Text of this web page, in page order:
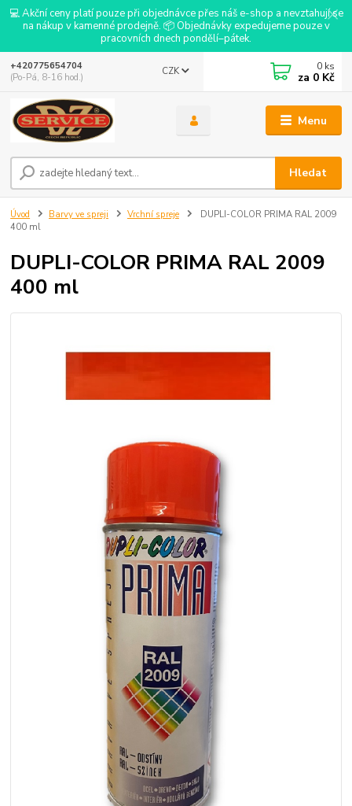
💻 Akční ceny platí pouze při objednávce přes náš e-shop a nevztahují se
na nákup v kamenné prodejně. 📦 Objednávky expedujeme pouze v
pracovních dnech pondělí–pátek.
Menu
CZK
Hledat
+420775654704
(Po-Pá, 8-16 hod.)
0 ks
za 0 Kč
Úvod Barvy ve spreji Vrchní spreje
DUPLI-COLOR PRIMA RAL 2009
400 ml
DUPLI-COLOR PRIMA RAL 2009
400 ml